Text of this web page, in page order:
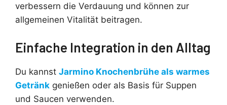
verbessern die Verdauung und können zur
allgemeinen Vitalität beitragen.
Einfache Integration in den Alltag
Du kannst Jarmino Knochenbrühe als warmes
Getränk genießen oder als Basis für Suppen
und Saucen verwenden.